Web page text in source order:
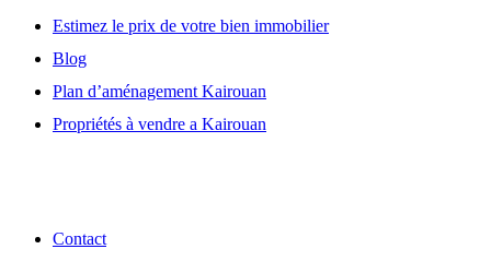
Estimez le prix de votre bien immobilier
Blog
Plan d’aménagement Kairouan
Propriétés à vendre a Kairouan
Contact